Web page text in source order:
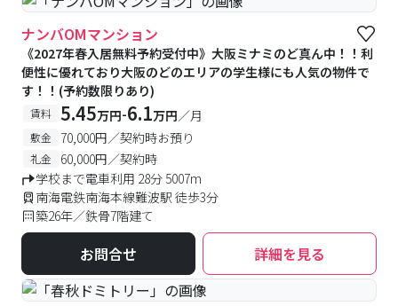
ナンバOMマンション
《2027年春入居無料予約受付中》大阪ミナミのど真ん中！！利
便性に優れており大阪のどのエリアの学生様にも人気の物件で
す！！(予約数限りあり)
賃料 5.45万円-6.1万円／月
敷金 70,000円／契約時お預り
礼金
60,000円／契約時
学校まで電車利用 28分 5007m
南海電鉄南海本線難波駅 徒歩3分
築26年／鉄骨7階建て
お問合せ 詳細を見る